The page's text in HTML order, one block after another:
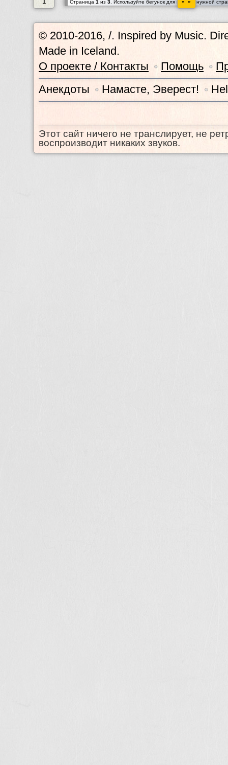
Cтраница 1 из 3 . Используйте бегунок для выбора нужной
« »
© 2010-2016, /. Inspired by Music.
Made in Iceland.
О проекте / Контакты • Помощь •
Анекдоты • Намасте, Эверест! •
Этот сайт ничего не транслирует, не
воспроизводит никаких звуков.